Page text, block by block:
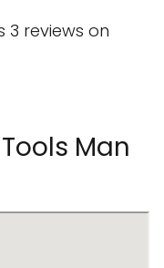
3 reviews on
Man